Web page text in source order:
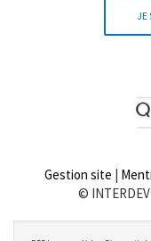
JE
Gestion site |
©